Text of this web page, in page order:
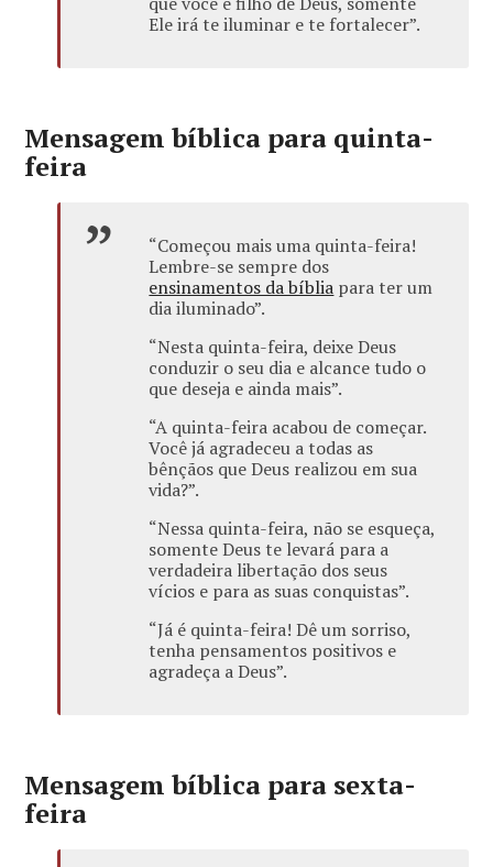
Ele irá te iluminar e te fortalecer”.
Mensagem bíblica para quinta-
feira
“Começou mais uma quinta-feira!
Lembre-se sempre dos
ensinamentos da bíblia para ter um
dia iluminado”.
“Nesta quinta-feira, deixe Deus
conduzir o seu dia e alcance tudo o
que deseja e ainda mais”.
“A quinta-feira acabou de começar.
Você já agradeceu a todas as
bênçãos que Deus realizou em sua
vida?”.
“Nessa quinta-feira, não se esqueça,
somente Deus te levará para a
verdadeira libertação dos seus
vícios e para as suas conquistas”.
“Já é quinta-feira! Dê um sorriso,
tenha pensamentos positivos e
agradeça a Deus”.
Mensagem bíblica para sexta-
feira